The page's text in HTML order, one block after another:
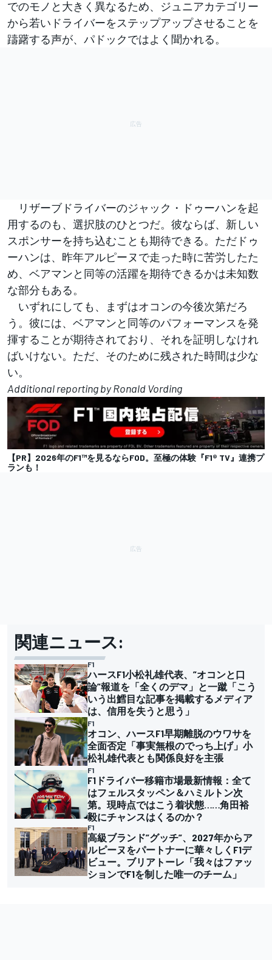
でのモノと大きく異なるため、ジュニアカテゴリー
から若いドライバーをステップアップさせることを
躊躇する声が、パドックではよく聞かれる。
リザーブドライバーのジャック・ドゥーハンを起
用するのも、選択肢のひとつだ。彼ならば、新しい
スポンサーを持ち込むことも期待できる。ただドゥ
ーハンは、昨年アルピーヌで走った時に苦労したた
め、ベアマンと同等の活躍を期待できるかは未知数
な部分もある。
いずれにしても、まずはオコンの今後次第だろ
う。彼には、ベアマンと同等のパフォーマンスを発
揮することが期待されており、それを証明しなけれ
ばいけない。ただ、そのために残された時間は少な
い。
Additional reporting by Ronald Vording
【PR】2026年のF1™︎を見るならFOD。至極の体験『F1® TV』連携プ
ランも！
関連ニュース:
F1
ハースF1小松礼雄代表、”オコンと口
論”報道を「全くのデマ」と一蹴「こう
いう出鱈目な記事を掲載するメディア
は、信用を失うと思う」
F1
オコン、ハースF1早期離脱のウワサを
全面否定「事実無根のでっち上げ」小
松礼雄代表とも関係良好を主張
F1
F1ドライバー移籍市場最新情報：全て
はフェルスタッペン＆ハミルトン次
第。現時点ではこう着状態……角田裕
毅にチャンスはくるのか？
F1
高級ブランド”グッチ”、2027年からア
ルピーヌをパートナーに華々しくF1デ
ビュー。ブリアトーレ「我々はファッ
ションでF1を制した唯一のチーム」